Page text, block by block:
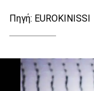
Πηγή: EUROKINISSI